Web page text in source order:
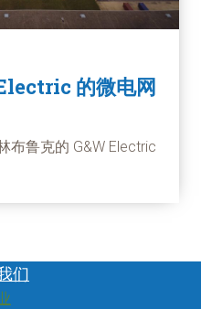
的微电网
布鲁克的 G&W Electric
们